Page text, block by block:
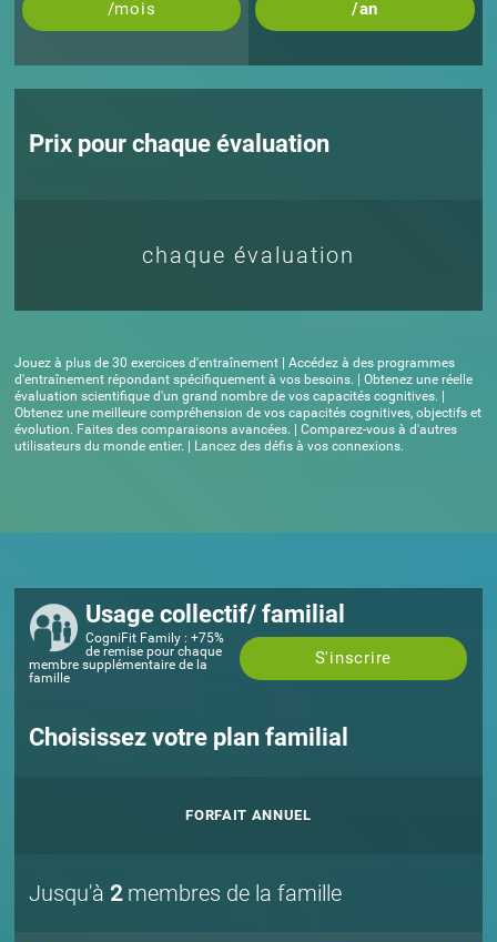
/mois /an
Prix pour chaque évaluation
chaque évaluation
Jouez à plus de 30 exercices d'entraînement | Accédez à des programmes
d'entraînement répondant spécifiquement à vos besoins. | Obtenez une réelle
évaluation scientifique d'un grand nombre de vos capacités cognitives. |
Obtenez une meilleure compréhension de vos capacités cognitives, objectifs et
évolution. Faites des comparaisons avancées. | Comparez-vous à d'autres
utilisateurs du monde entier. | Lancez des défis à vos connexions.
Usage collectif/ familial
S'inscrire
CogniFit Family : +75%
de remise pour chaque
membre supplémentaire de la
famille
Choisissez votre plan familial
FORFAIT ANNUEL
Jusqu'à 2membres de la famille